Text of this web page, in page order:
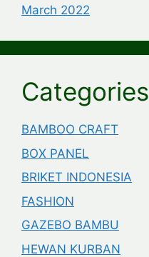
March 2022
Categories
BAMBOO CRAFT
BOX PANEL
BRIKET INDONESIA
FASHION
GAZEBO BAMBU
HEWAN KURBAN